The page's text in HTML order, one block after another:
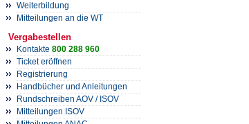
Weiterbildung
Mitteilungen an die WT
Vergabestellen
Kontakte 800 288 960
Ticket eröffnen
Registrierung
Handbücher und Anleitungen
Rundschreiben AOV / ISOV
Mitteilungen ISOV